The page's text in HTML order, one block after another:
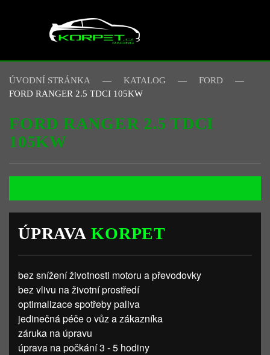
Skip to main content
ÚVODNÍ STRÁNKA KATALOG
FORD
FORD RANGER 2.5 TDCI 105KW
FORD RANGER 2.5 TDCI
105KW
ÚPRAVAKORPET
bez snížení životnosti motoru a převodovky
bez vlivu na životní prostředí
optimalizace spotřeby paliva
jedinečná péče o vůz a zákazníka
záruka na úpravu
úprava na počkání 3 - 5 hodiny